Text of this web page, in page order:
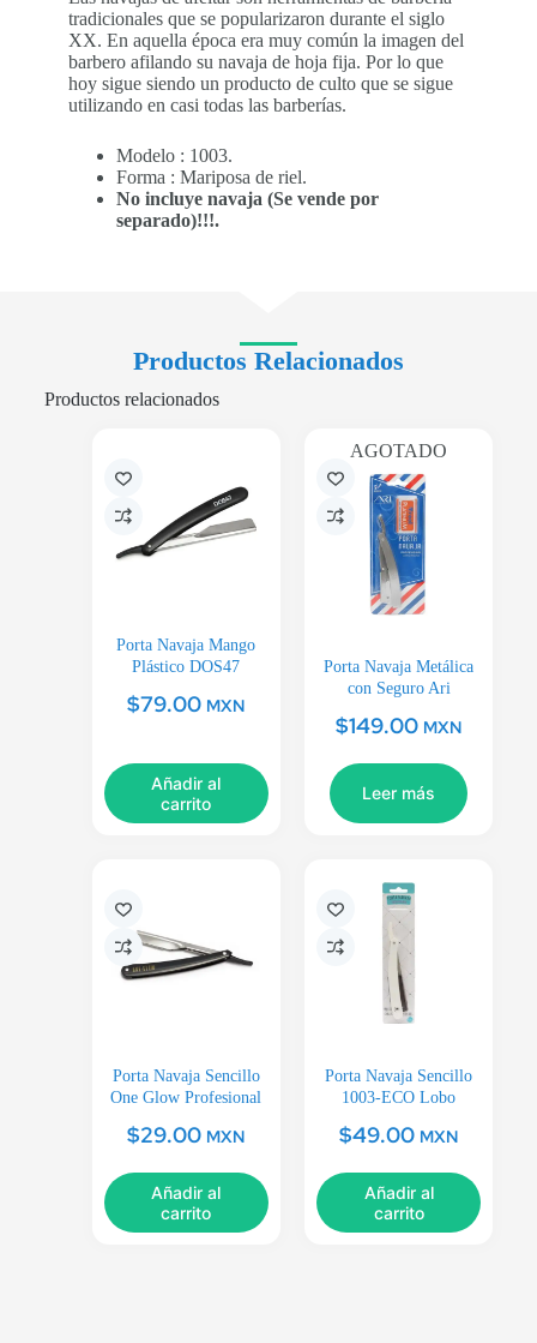
tradicionales que se popularizaron durante el siglo
XX. En aquella época era muy común la imagen del
barbero afilando su navaja de hoja fija. Por lo que
hoy sigue siendo un producto de culto que se sigue
utilizando en casi todas las barberías.
Modelo : 1003.
Forma : Mariposa de riel.
No incluye navaja (Se vende por
separado)!!!.
Productos Relacionados
Productos relacionados
Porta Navaja Mango
Plástico DOS47
$79.00 MXN
Añadir al
carrito
AGOTADO
Porta Navaja Metálica
con Seguro Ari
$149.00 MXN
Leer más
Porta Navaja Sencillo
One Glow Profesional
$29.00 MXN
Añadir al
carrito
Porta Navaja Sencillo
1003-ECO Lobo
$49.00 MXN
Añadir al
carrito